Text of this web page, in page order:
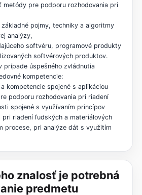
metódy pre podporu rozhodovania pri
pojmy, techniky a algoritmy
analýzy,
softvéru, programové produkty
softvérových produktov.
prípade úspešného zvládnutia
kompetencie:
kompetencie spojené s aplikáciou
podporu rozhodovania pri riadení
spojené s využívaním princípov
pri riadení ľudských a materiálových
procese, pri analýze dát s využitím
znalosť je potrebná
predmetu